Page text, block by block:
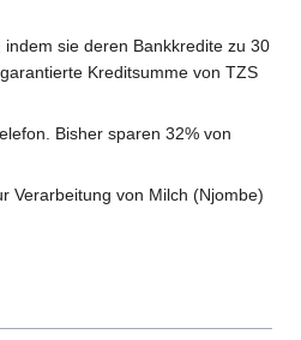
sie deren Bankkredite zu 30
Kreditsumme von TZS
Bisher sparen 32% von
Verarbeitung von Milch (Njombe)